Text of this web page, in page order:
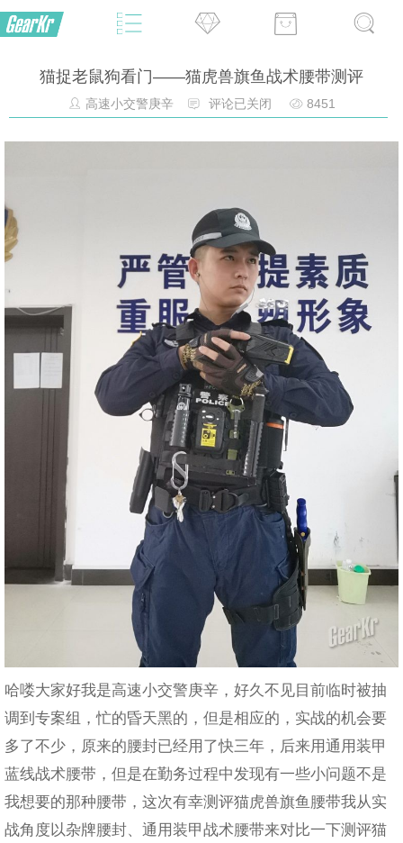
猫捉老鼠狗看门——猫虎兽旗鱼战术腰带测评
高速小交警庚辛 评论已关闭 8451
哈喽大家好我是高速小交警庚辛，好久不见目前临时被抽
调到专案组，忙的昏天黑的，但是相应的，实战的机会要
多了不少，原来的腰封已经用了快三年，后来用通用装甲
蓝线战术腰带，但是在勤务过程中发现有一些小问题不是
我想要的那种腰带，这次有幸测评猫虎兽旗鱼腰带我从实
战角度以杂牌腰封、通用装甲战术腰带来对比一下测评猫